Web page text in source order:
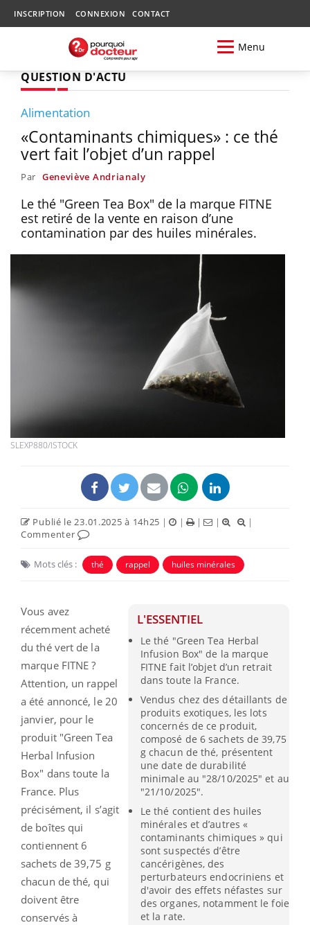
INSCRIPTION CONNEXION CONTACT
Menu
QUESTION D'ACTU
Alimentation
«Contaminants chimiques» : ce thé
vert fait l’objet d’un rappel
Par Geneviève Andrianaly
Le thé "Green Tea Box" de la marque FITNE
est retiré de la vente en raison d’une
contamination par des huiles minérales.
SLEXP880/ISTOCK
Publié le 23.01.2025 à 14h25 | | | |
|
Commenter
Mots clés : thé rappel huiles minérales
L'ESSENTIEL
Le thé "Green Tea Herbal
Infusion Box" de la marque
FITNE fait l’objet d’un retrait
dans toute la France.
Vendus chez des détaillants de
produits exotiques, les lots
concernés de ce produit,
composé de 6 sachets de 39,75
g chacun de thé, présentent
une date de durabilité
minimale au "28/10/2025" et au
"21/10/2025".
Le thé contient des huiles
minérales et d’autres «
contaminants chimiques » qui
sont suspectés d’être
cancérigènes, des
perturbateurs endocriniens et
d'avoir des effets néfastes sur
des organes, notamment le foie
et la rate.
Vous avez
récemment acheté
du thé vert de la
marque FITNE ?
Attention, un rappel
a été annoncé, le 20
janvier, pour le
produit "Green Tea
Herbal Infusion
Box" dans toute la
France. Plus
précisément, il s’agit
de boîtes qui
contiennent 6
sachets de 39,75 g
chacun de thé, qui
doivent être
conservés à